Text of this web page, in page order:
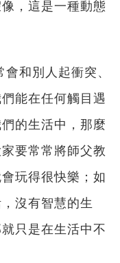
，這是一種動態
和別人起衝突、
能在任何觸目遇
的生活中，那麼
要常常將師父教
玩得很快樂；如
沒有智慧的生
只是在生活中不